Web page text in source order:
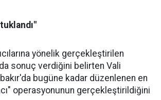
yönelik gerçekleştirilen
sonuç verdiğini belirten Vali
bugüne kadar düzenlenen en
operasyonunun gerçekleştirildiğini